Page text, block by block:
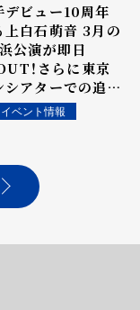
デビュー10周年
白石萌音 3月の
公演が即日
！さらに東京
シアターでの追加
！2月25日発売
『texte』購入者
ベント情報